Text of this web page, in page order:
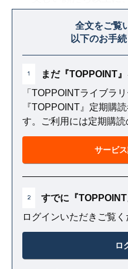
んなにすばらしくないこ
全文をご覧
以下のお手
1
まだ『TOPPOINT
「TOPPOINTライブラ
『TOPPOINT』定期購
す。ご利用には定期購読
サービ
2
すでに『
ログインいただきご覧く
ロ